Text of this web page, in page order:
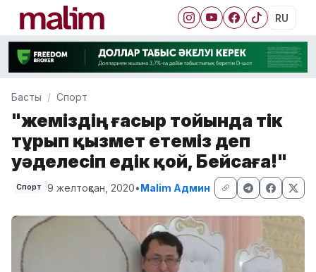
RU
Басты Спорт
"Әжеміздің ғасыр тойында тік
тұрып қызмет етеміз деп
уәделесіп едік қой, Бейсаға!"
Спорт 9 желтоқсан, 2020•Malim Админ